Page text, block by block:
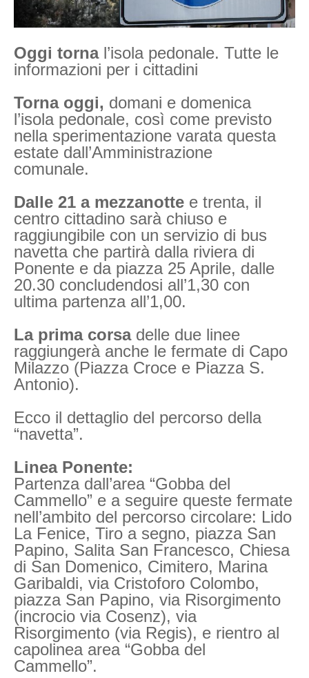
Oggi tornal’isola pedonale. Tutte le
informazioni per i cittadini
Torna oggi, domani e domenica
l’isola pedonale, così come previsto
nella sperimentazione varata questa
estate dall’Amministrazione
comunale.
Dalle 21 a mezzanotte e trenta, il
centro cittadino sarà chiuso e
raggiungibile con un servizio di bus
navetta che partirà dalla riviera di
Ponente e da piazza 25 Aprile, dalle
20.30 concludendosi all’1,30 con
ultima partenza all’1,00.
La prima corsadelle due linee
raggiungerà anche le fermate di Capo
Milazzo (Piazza Croce e Piazza S.
Antonio).
Ecco il dettaglio del percorso della
“navetta”.
Linea Ponente:
Partenza dall’area “Gobba del
Cammello” e a seguire queste fermate
nell’ambito del percorso circolare: Lido
La Fenice, Tiro a segno, piazza San
Papino, Salita San Francesco, Chiesa
di San Domenico, Cimitero, Marina
Garibaldi, via Cristoforo Colombo,
piazza San Papino, via Risorgimento
(incrocio via Cosenz), via
Risorgimento (via Regis), e rientro al
capolinea area “Gobba del
Cammello”.